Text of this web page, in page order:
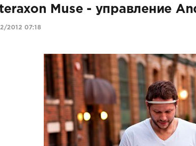
Muse - управление
2012 07:18